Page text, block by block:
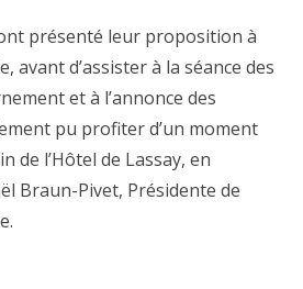
présenté leur proposition à
avant d’assister à la séance des
et à l’annonce des
pu profiter d’un moment
de l’Hôtel de Lassay, en
Braun-Pivet, Présidente de